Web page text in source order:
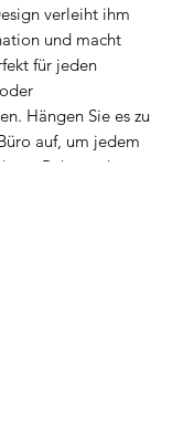
verleiht ihm
und macht
für jeden
Hängen Sie es zu
auf, um jedem
von Ruhe und